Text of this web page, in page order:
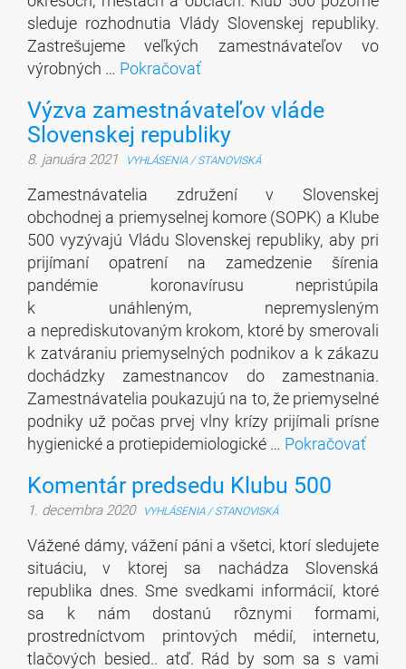
sleduje rozhodnutia Vlády Slovenskej republiky.
Zastrešujeme veľkých zamestnávateľov vo
výrobných … Pokračovať
Výzva zamestnávateľov vláde
Slovenskej republiky
8. januára 2021 VYHLÁSENIA / STANOVISKÁ
Zamestnávatelia združení v Slovenskej
obchodnej a priemyselnej komore (SOPK) a Klube
500 vyzývajú Vládu Slovenskej republiky, aby pri
prijímaní opatrení na zamedzenie šírenia
pandémie koronavírusu nepristúpila
k unáhleným, nepremysleným
a neprediskutovaným krokom, ktoré by smerovali
k zatváraniu priemyselných podnikov a k zákazu
dochádzky zamestnancov do zamestnania.
Zamestnávatelia poukazujú na to, že priemyselné
podniky už počas prvej vlny krízy prijímali prísne
hygienické a protiepidemiologické … Pokračovať
Komentár predsedu Klubu 500
1. decembra 2020 VYHLÁSENIA / STANOVISKÁ
Vážené dámy, vážení páni a všetci, ktorí sledujete
situáciu, v ktorej sa nachádza Slovenská
republika dnes. Sme svedkami informácií, ktoré
sa k nám dostanú rôznymi formami,
prostredníctvom printových médií, internetu,
tlačových besied.. atď. Rád by som sa s vami